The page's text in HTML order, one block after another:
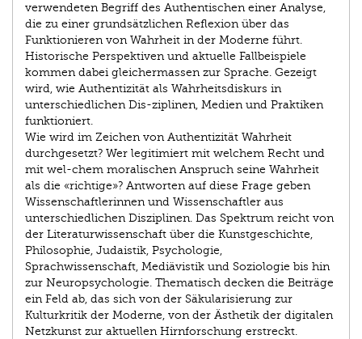
verwendeten Begriff des Authentischen einer Analyse,
die zu einer grundsätzlichen Reflexion über das
Funktionieren von Wahrheit in der Moderne führt.
Historische Perspektiven und aktuelle Fallbeispiele
kommen dabei gleichermassen zur Sprache. Gezeigt
wird, wie Authentizität als Wahrheitsdiskurs in
unterschiedlichen Dis-ziplinen, Medien und Praktiken
funktioniert.
Wie wird im Zeichen von Authentizität Wahrheit
durchgesetzt? Wer legitimiert mit welchem Recht und
mit wel-chem moralischen Anspruch seine Wahrheit
als die «richtige»? Antworten auf diese Frage geben
Wissenschaftlerinnen und Wissenschaftler aus
unterschiedlichen Disziplinen. Das Spektrum reicht von
der Literaturwissenschaft über die Kunstgeschichte,
Philosophie, Judaistik, Psychologie,
Sprachwissenschaft, Mediävistik und Soziologie bis hin
zur Neuropsychologie. Thematisch decken die Beiträge
ein Feld ab, das sich von der Säkularisierung zur
Kulturkritik der Moderne, von der Ästhetik der digitalen
Netzkunst zur aktuellen Hirnforschung erstreckt.